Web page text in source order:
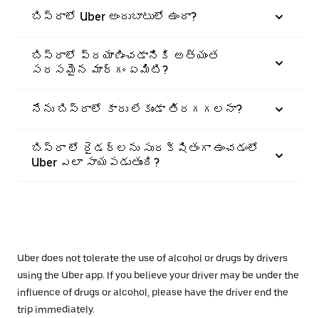
బిస్రాలో Uber అందుబాటులో ఉందా?
బిస్రాలో ప్రయాణించడానికి అత్యంత
సరసమైన మార్గం ఏమిటి?
నేను బిస్రాలో కారు లేకుండా తిరగగలనా?
బిస్రా లో రైడర్‌లను సురక్షితంగా ఉంచడంలో
Uber ఎలా సాయపడుతుంది?
Uber does not tolerate the use of alcohol or drugs by drivers
using the Uber app. If you believe your driver may be under the
influence of drugs or alcohol, please have the driver end the
trip immediately.